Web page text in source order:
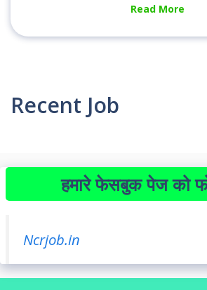
Read More
Recent Job
हमारे फेसबुक पेज को
Ncrjob.in